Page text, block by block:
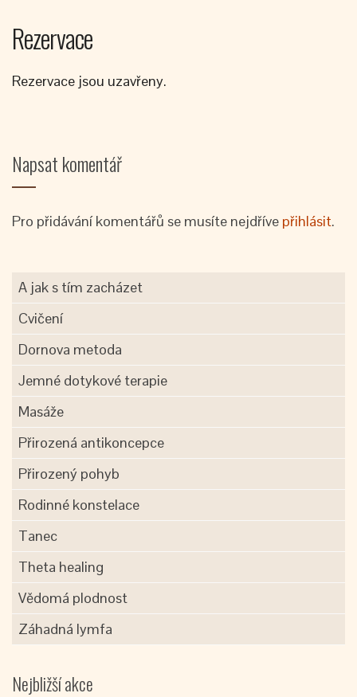
Rezervace
Rezervace jsou uzavřeny.
Napsat komentář
Pro přidávání komentářů se musíte nejdříve přihlásit.
A jak s tím zacházet
Cvičení
Dornova metoda
Jemné dotykové terapie
Masáže
Přirozená antikoncepce
Přirozený pohyb
Rodinné konstelace
Tanec
Theta healing
Vědomá plodnost
Záhadná lymfa
Nejbližší akce